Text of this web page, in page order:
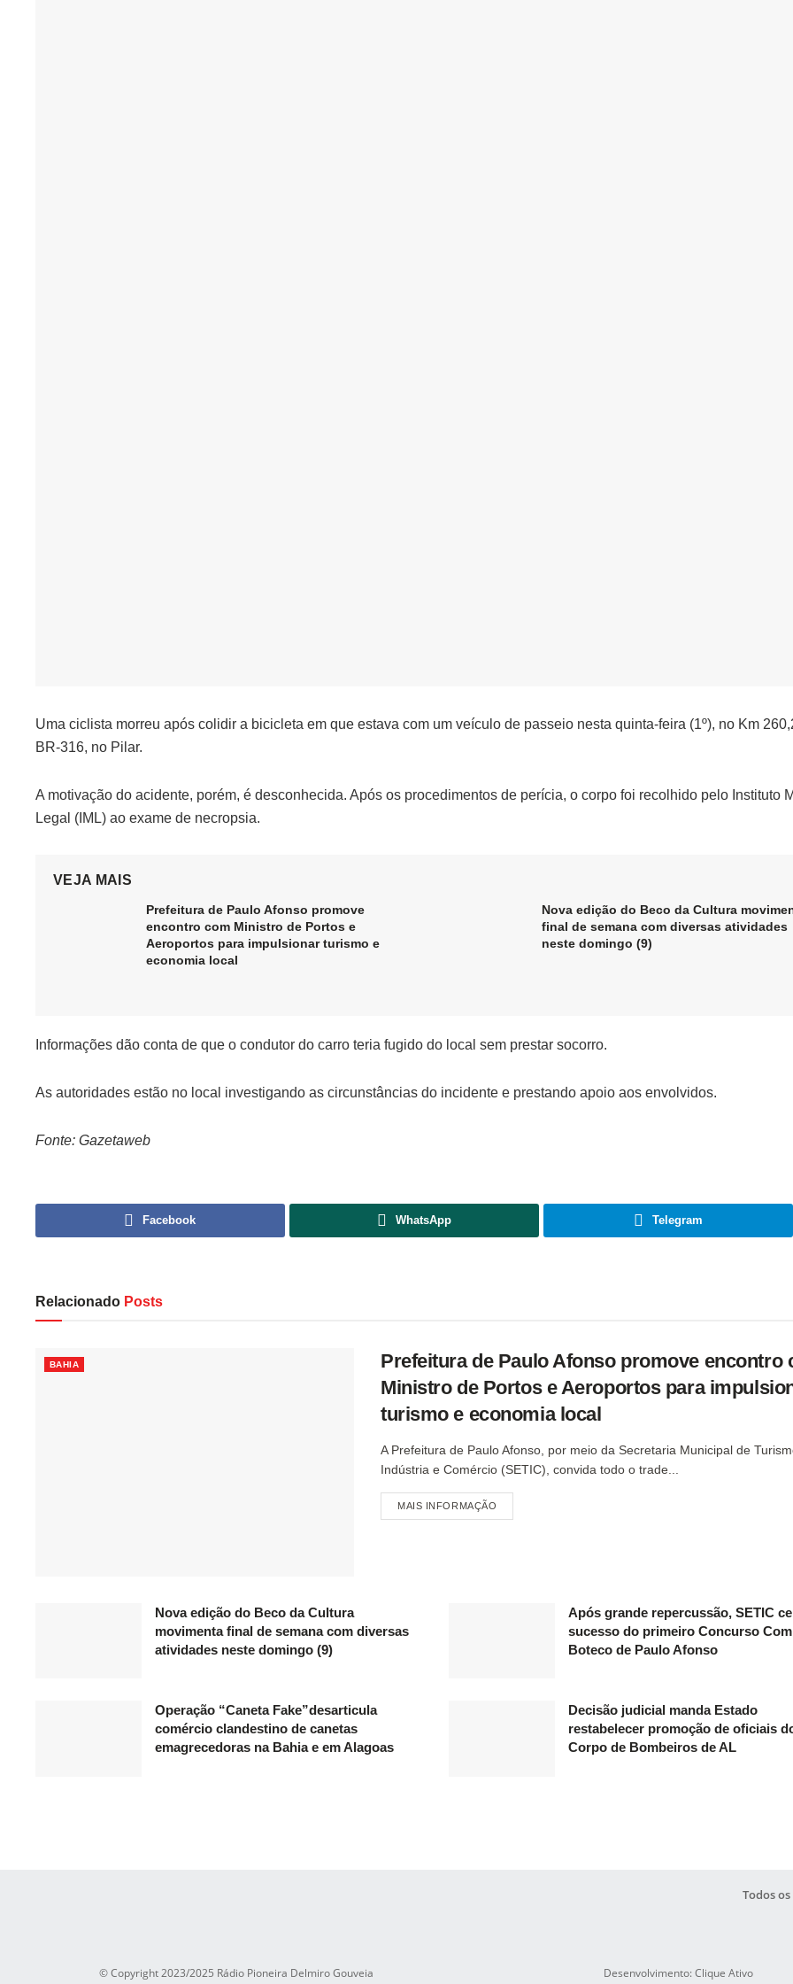
Uma ciclista morreu após colidir a bicicleta em que estava com um veículo de passeio nesta quinta-feira (1º), no Km
BR-316, no Pilar.
A motivação do acidente, porém, é desconhecida. Após os procedimentos de perícia, o corpo foi recolhido pelo Instituto
Legal (IML) ao exame de necropsia.
VEJA MAIS
Prefeitura de Paulo Afonso promove
encontro com Ministro de Portos e
Aeroportos para impulsionar turismo e
economia local
Nova edição do Beco da Cultura
final de semana com diversas atividades
neste domingo (9)
Informações dão conta de que o condutor do carro teria fugido do local sem prestar socorro.
As autoridades estão no local investigando as circunstâncias do incidente e prestando apoio aos envolvidos.
Fonte: Gazetaweb
Facebook WhatsApp Telegram
Relacionado Posts
BAHIA
Prefeitura de Paulo Afonso promove encontro
Ministro de Portos e Aeroportos para
turismo e economia local
A Prefeitura de Paulo Afonso, por meio da Secretaria Municipal de
Indústria e Comércio (SETIC), convida todo o trade...
MAIS INFORMAÇÃO
Nova edição do Beco da Cultura
movimenta final de semana com diversas
atividades neste domingo (9)
Após grande repercussão, SETIC
sucesso do primeiro Concurso
Boteco de Paulo Afonso
Operação “Caneta Fake”desarticula
comércio clandestino de canetas
emagrecedoras na Bahia e em Alagoas
Decisão judicial manda Estado
restabelecer promoção de oficiais
Corpo de Bombeiros de AL
Todos os
© Copyright 2023/2025 Rádio Pioneira Delmiro Gouveia Desenvolvimento: Clique Ativo